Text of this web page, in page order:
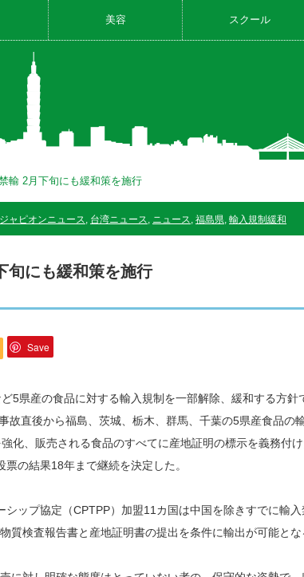
美容 スクール
輸 2月下旬にも緩和策を施行
ジャピオンニュース, 台湾ニュース, ニュース, 福島県, 輸入規制緩和
旬にも緩和策を施行
Save
5県産の食品に対する輸入規制を一部解除、緩和する方針
故直後から福島、茨城、栃木、群馬、千葉の5県産食品の
化、販売される食品のすべてに産地証明の標示を義務付
の結果18年まで継続を決定した。
ップ協定（CPTPP）加盟11カ国は中国を除きすでに輸
質検査報告書と産地証明書の提出を条件に輸出が可能とな